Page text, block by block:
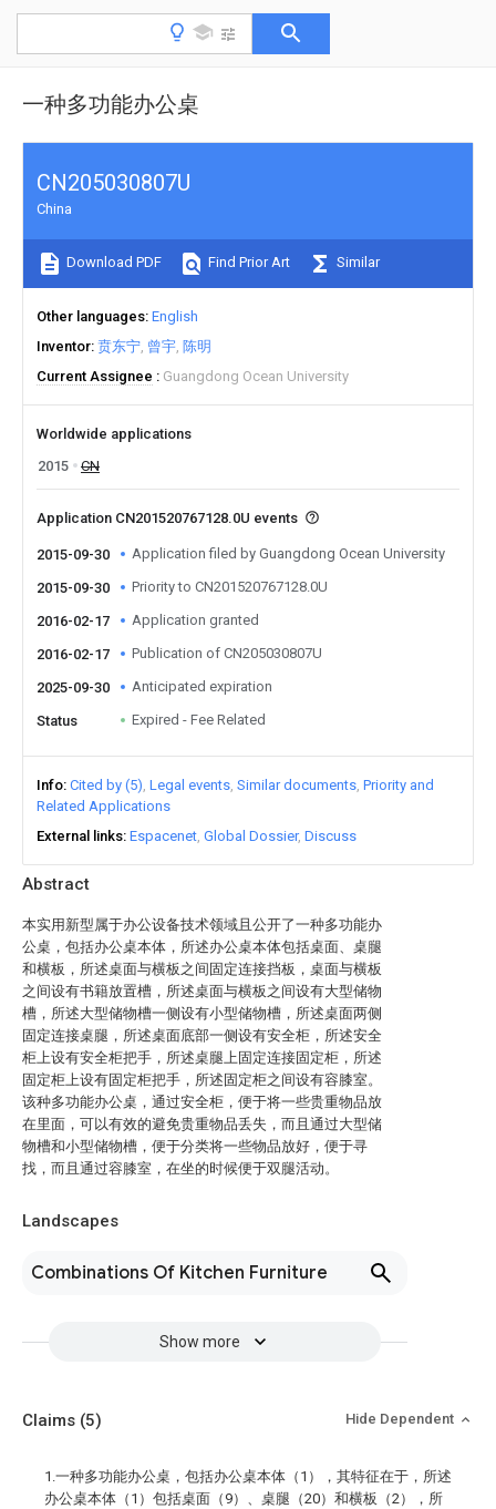
一种多功能办公桌
Abstract
本实用新型属于办公设备技术领域且公开了一种多功能办
公桌，包括办公桌本体，所述办公桌本体包括桌面、桌腿
和横板，所述桌面与横板之间固定连接挡板，桌面与横板
之间设有书籍放置槽，所述桌面与横板之间设有大型储物
槽，所述大型储物槽一侧设有小型储物槽，所述桌面两侧
固定连接桌腿，所述桌面底部一侧设有安全柜，所述安全
柜上设有安全柜把手，所述桌腿上固定连接固定柜，所述
固定柜上设有固定柜把手，所述固定柜之间设有容膝室。
该种多功能办公桌，通过安全柜，便于将一些贵重物品放
在里面，可以有效的避免贵重物品丢失，而且通过大型储
物槽和小型储物槽，便于分类将一些物品放好，便于寻
找，而且通过容膝室，在坐的时候便于双腿活动。
Landscapes
Combinations Of Kitchen Furniture
Show more
CN205030807U
China
Download PDF Find Prior Art Similar
Other languages English
Inventor 贲东宁 曾宇 陈明
Current Assignee
Guangdong Ocean University
Worldwide applications
2015
CN
Application CN201520767128.0U events
2015-09-30 Application filed by Guangdong Ocean University
2015-09-30 Priority to CN201520767128.0U
2016-02-17 Application granted
2016-02-17 Publication of CN205030807U
2025-09-30 Anticipated expiration
Status Expired - Fee Related
Info Cited by (5) Legal events Similar documents Priority and
Related Applications
External links Espacenet Global Dossier Discuss
Claims (5) Hide Dependent
1.一种多功能办公桌，包括办公桌本体（1），其特征在于，所述
办公桌本体（1）包括桌面（9）、桌腿（20）和横板（2），所